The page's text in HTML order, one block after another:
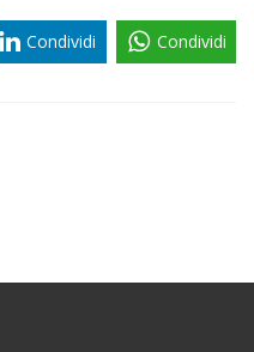
Condividi Condividi